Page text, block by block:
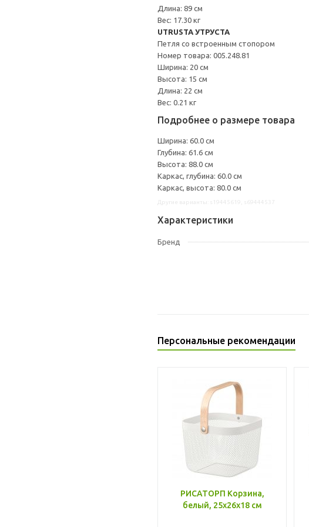
Длина: 89 см
Вес: 17.30 кг
UTRUSTA УТРУСТА
Петля со встроенным стопором
Номер товара: 005.248.81
Ширина: 20 см
Высота: 15 см
Длина: 22 см
Вес: 0.21 кг
Подробнее о размере товара
Ширина: 60.0 см
Глубина: 61.6 см
Высота: 88.0 см
Каркас, глубина: 60.0 см
Каркас, высота: 80.0 см
Характеристики
Бренд
Персональные рекомендации
РИСАТОРП Корзина,
белый, 25x26x18 см